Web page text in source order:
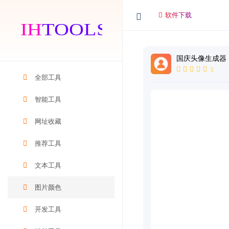
全部工具
智能工具
网址收藏
推荐工具
文本工具
图片颜色
开发工具
软件下载
国庆头像生成器
5